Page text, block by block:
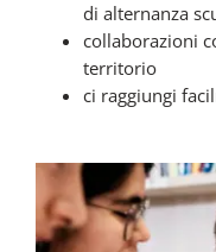
di alternanza
collaborazioni
territorio
ci raggiungi